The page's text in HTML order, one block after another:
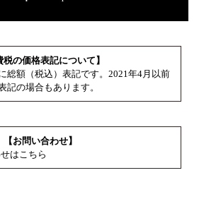
税の価格表記について】
総額（税込）表記です。2021年4月以前
記の場合もあります。
【お問い合わせ】
はこちら